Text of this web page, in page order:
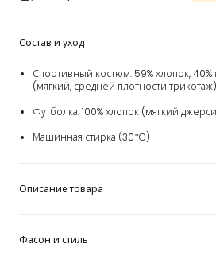
Состав и уход
Спортивный костюм: 59% хлопок, 40%
(мягкий, средней плотности трикотаж)
Футболка: 100% хлопок (мягкий
Машинная стирка (30*C)
Описание товара
Фасон и стиль